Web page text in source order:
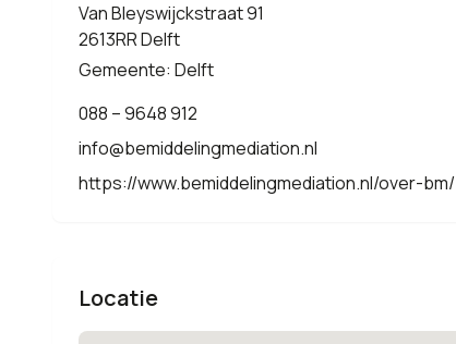
Van Bleyswijckstraat 91
2613RR Delft
Gemeente: Delft
088 – 9648 912
info@bemiddelingmediation.nl
https://www.bemiddelingmediation.nl/over-bm/
Locatie